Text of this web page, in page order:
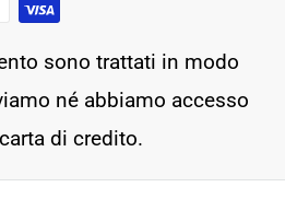
sono trattati in modo
né abbiamo accesso
di credito.